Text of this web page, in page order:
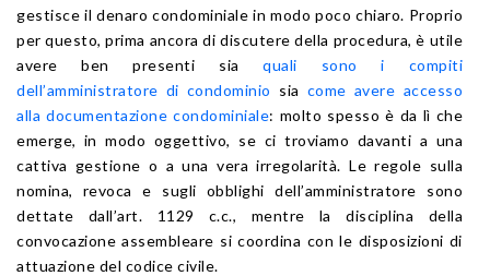
gestisce il denaro condominiale in modo poco chiaro. Proprio
per questo, prima ancora di discutere della procedura, è utile
avere ben presenti siaquali sono i compiti
dell’amministratore di condominio sia come avere accesso
alla documentazione condominiale: molto spesso è da lì che
emerge, in modo oggettivo, se ci troviamo davanti a una
cattiva gestione o a una vera irregolarità. Le regole sulla
nomina, revoca e sugli obblighi dell’amministratore sono
dettate dall’art. 1129 c.c., mentre la disciplina della
convocazione assembleare si coordina con le disposizioni di
attuazione del codice civile.